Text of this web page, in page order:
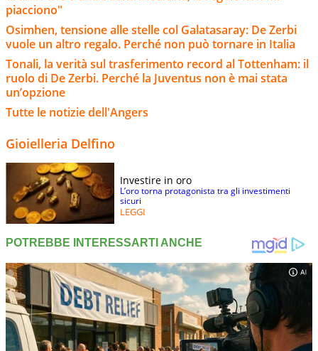
piacciono"
Osimhen, tensione alle stelle col Galatasaray: De Zerbi
vuole un altro regalo. Perché non può tornare in Italia
Tonali, la verità sul trasferimento record al Tottenham: il
ruolo di De Zerbi. Perché la Juventus non è mai stata
un’opzione
Tutte le notizie dell'Angers
Gioielleria Delfino
Investire in oro
L’oro torna protagonista tra gli investimenti
sicuri
LEGGI